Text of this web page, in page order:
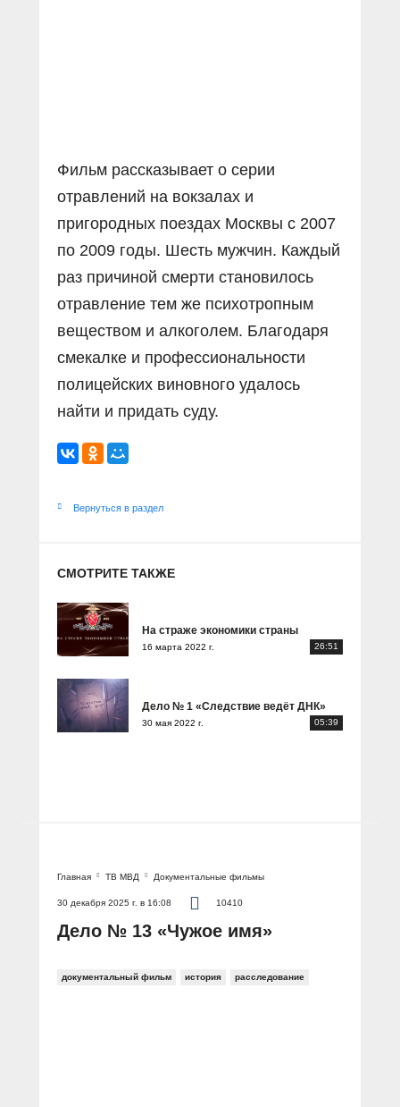
Фильм рассказывает о серии
отравлений на вокзалах и
пригородных поездах Москвы с 2007
по 2009 годы. Шесть мужчин. Каждый
раз причиной смерти становилось
отравление тем же психотропным
веществом и алкоголем. Благодаря
смекалке и профессиональности
полицейских виновного удалось
найти и придать суду.
Вернуться в раздел
СМОТРИТЕ ТАКЖЕ
На страже экономики страны
16 марта 2022 г. 26:51
Дело № 1 «Следствие ведёт ДНК»
30 мая 2022 г. 05:39
Главная ТВ МВД Документальные фильмы
30 декабря 2025 г. в 16:08 10410
Дело № 13 «Чужое имя»
документальный фильм история расследование